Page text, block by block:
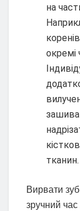
на
тканин.
Вирвати
зручний час